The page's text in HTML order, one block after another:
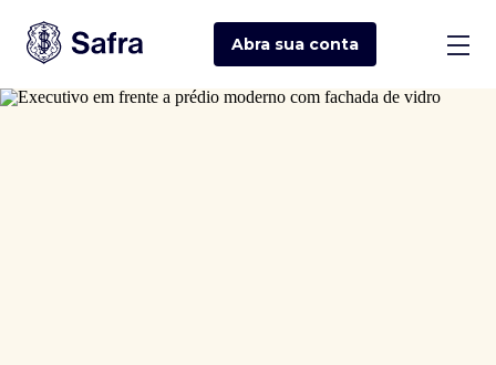
Abra sua conta